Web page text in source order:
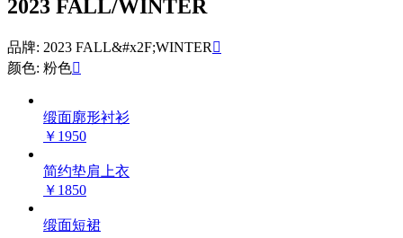
2023 FALL/WINTER
品牌: 2023 FALL&#x2F;WINTER 
颜色: 粉色
缎面廓形衬衫
￥1950
简约垫肩上衣
￥1850
缎面短裙